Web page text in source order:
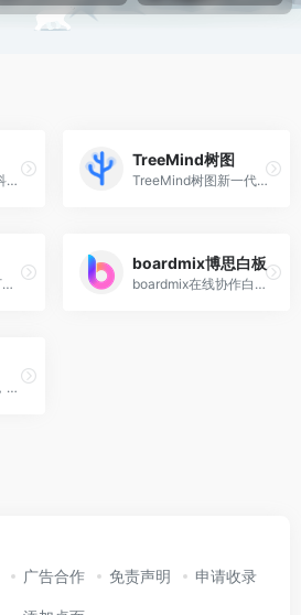
在问社区是一个以科技普及为使命的免费开源社区，致力于为广大用户提供世界知识和专业服务。在问社区集成了众多优秀的大语言模型，用户可以轻松地获取和使用这些模型实现自然语言处理、智能问答、文本创作等多种功能。此外，我们还支持AI作画、文档分析、在线检索和思维导图等功能，帮助用户更高效地获取和处理信息。在问社区秉持开放、共享的精神，欢迎广大用户加入我们，共同探索科技的魅力。
TreeMind树图
TreeMind树图新一代思维导图，便捷的在线思维导图制作软件，专业的思维导图工具，提供大量免费思维导图模板，轻松制作脑图、树形图、鱼骨图、组织架构图、时间轴、时间线等结构思维导图，助力高效梳理思维，激发灵感。
AmyMind 是一款打开即用的思维导图和画板在线工具。AmyMind is a mindmap &amp; whiteboard online tool.You can use it as a mindmap maker,as an ER diagram tool, and more.
boardmix博思白板
boardmix在线协作白板，集思维导图，流程图、多维表格，笔记文档多种创意表达能力于一体，激发团队创造力无限延伸，免费在线使用。
作为你的第二大脑，记录就用印象笔记。印象笔记可以帮助你高效工作、学习与生活。支持无缝多端同步，快速保存微信、微博、网页等内容，一站式完成信息的收集备份、高效记录、分享和永久保存。
广告合作 免责声明 申请收录